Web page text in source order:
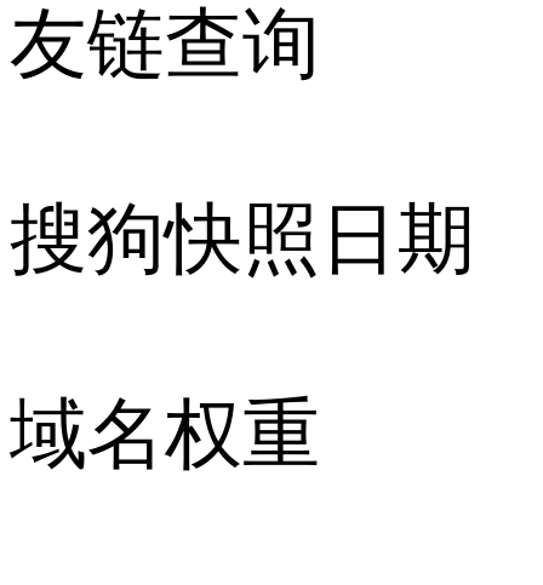
友链查询
搜狗快照日期
域名权重